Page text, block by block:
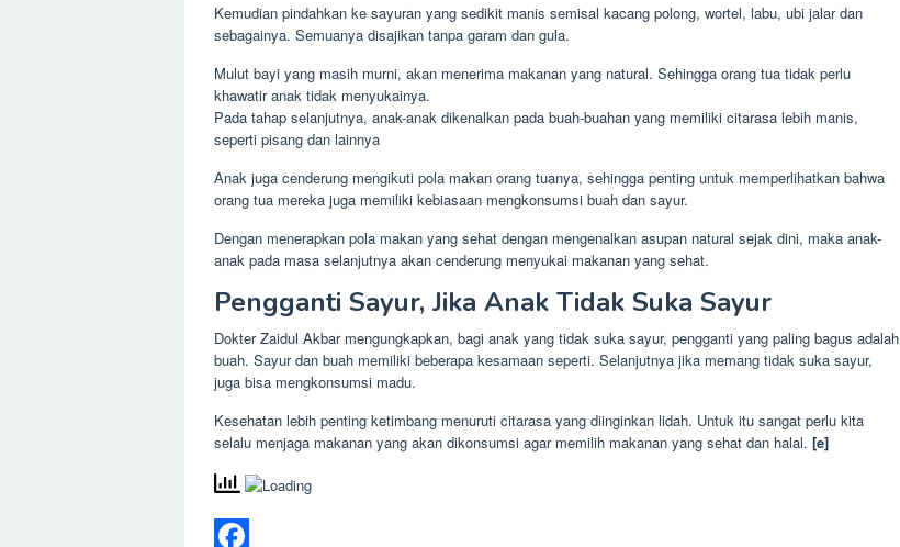
Kemudian pindahkan ke sayuran yang sedikit manis semisal kacang polong, wortel, labu, ubi jalar dan
sebagainya. Semuanya disajikan tanpa garam dan gula.
Mulut bayi yang masih murni, akan menerima makanan yang natural. Sehingga orang tua tidak perlu
khawatir anak tidak menyukainya.
Pada tahap selanjutnya, anak-anak dikenalkan pada buah-buahan yang memiliki citarasa lebih manis,
seperti pisang dan lainnya
Anak juga cenderung mengikuti pola makan orang tuanya, sehingga penting untuk memperlihatkan bahwa
orang tua mereka juga memiliki kebiasaan mengkonsumsi buah dan sayur.
Dengan menerapkan pola makan yang sehat dengan mengenalkan asupan natural sejak dini, maka anak-
anak pada masa selanjutnya akan cenderung menyukai makanan yang sehat.
Pengganti Sayur, Jika Anak Tidak Suka Sayur
Dokter Zaidul Akbar mengungkapkan, bagi anak yang tidak suka sayur, pengganti yang paling bagus adalah
buah. Sayur dan buah memiliki beberapa kesamaan seperti. Selanjutnya jika memang tidak suka sayur,
juga bisa mengkonsumsi madu.
Kesehatan lebih penting ketimbang menuruti citarasa yang diinginkan lidah. Untuk itu sangat perlu kita
selalu menjaga makanan yang akan dikonsumsi agar memilih makanan yang sehat dan halal. [e]